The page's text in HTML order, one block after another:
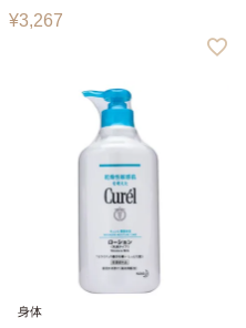
¥3,267
身体